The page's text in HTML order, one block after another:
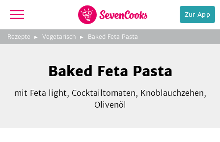
zur
Startseite
Zur App
Rezepte Vegetarisch Baked Feta Pasta
Bild
3
zeigen
Baked Feta Pasta
mit Feta light, Cocktailtomaten, Knoblauchzehen,
Olivenöl